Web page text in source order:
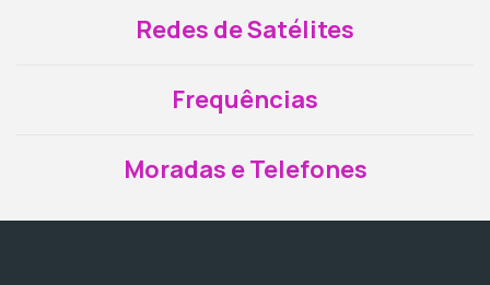
Redes de Satélites
Frequências
Moradas e Telefones